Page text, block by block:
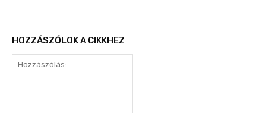
HOZZÁSZÓLOK A CIKKHEZ